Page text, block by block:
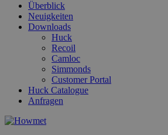
Überblick
Neuigkeiten
Downloads
Huck
Recoil
Camloc
Simmonds
Customer Portal
Huck Catalogue
Anfragen